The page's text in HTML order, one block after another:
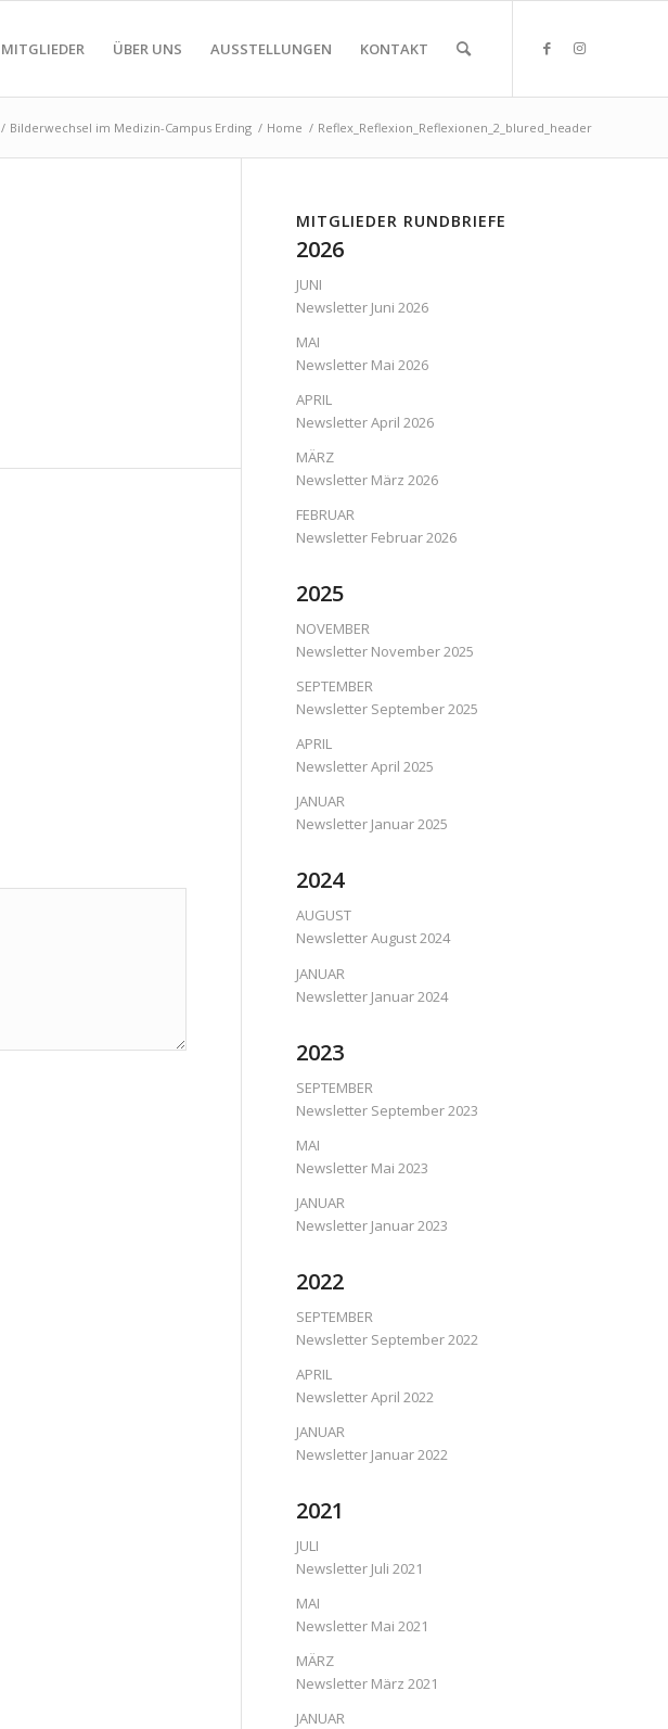
MITGLIEDER ÜBER UNS AUSSTELLUNGEN KONTAKT
/ Bilderwechsel im Medizin-Campus Erding / Home / Reflex_Reflexion_Reflexionen_2_blured_header
MITGLIEDER RUNDBRIEFE
2026
JUNI
Newsletter Juni 2026
MAI
Newsletter Mai 2026
APRIL
Newsletter April 2026
MÄRZ
Newsletter März 2026
FEBRUAR
Newsletter Februar 2026
2025
NOVEMBER
Newsletter November 2025
SEPTEMBER
Newsletter September 2025
APRIL
Newsletter April 2025
JANUAR
Newsletter Januar 2025
2024
AUGUST
Newsletter August 2024
JANUAR
Newsletter Januar 2024
2023
SEPTEMBER
Newsletter September 2023
MAI
Newsletter Mai 2023
JANUAR
Newsletter Januar 2023
2022
SEPTEMBER
Newsletter September 2022
APRIL
Newsletter April 2022
JANUAR
Newsletter Januar 2022
2021
JULI
Newsletter Juli 2021
MAI
Newsletter Mai 2021
MÄRZ
Newsletter März 2021
JANUAR